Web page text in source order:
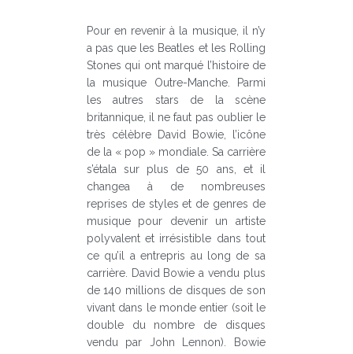
Pour en revenir à la musique, il n’y
a pas que les Beatles et les Rolling
Stones qui ont marqué l’histoire de
la musique Outre-Manche. Parmi
les autres stars de la scène
britannique, il ne faut pas oublier le
très célèbre David Bowie, l’icône
de la « pop » mondiale. Sa carrière
s’étala sur plus de 50 ans, et il
changea à de nombreuses
reprises de styles et de genres de
musique pour devenir un artiste
polyvalent et irrésistible dans tout
ce qu’il a entrepris au long de sa
carrière. David Bowie a vendu plus
de 140 millions de disques de son
vivant dans le monde entier (soit le
double du nombre de disques
vendu par John Lennon). Bowie